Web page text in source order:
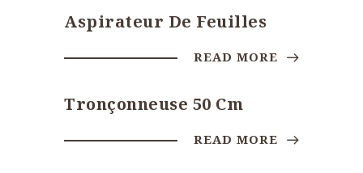
Aspirateur De Feuilles
READ MORE
Tronçonneuse 50 Cm
READ MORE